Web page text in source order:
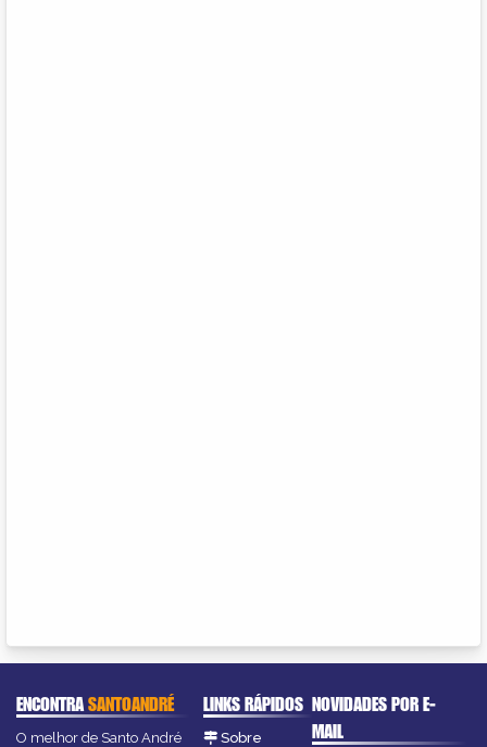
ENCONTRASANTOANDRÉ
O melhor de Santo André
LINKS RÁPIDOS
Sobre
NOVIDADES POR E-
MAIL